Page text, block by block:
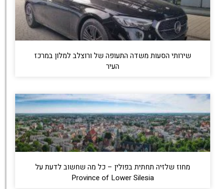
שירותי הסעות משדה התעופה של ורוצלב למלון במרכז
העיר
מחוז שלזיה תחתית בפולין – כל מה שחשוב לדעת על
Province of Lower Silesia